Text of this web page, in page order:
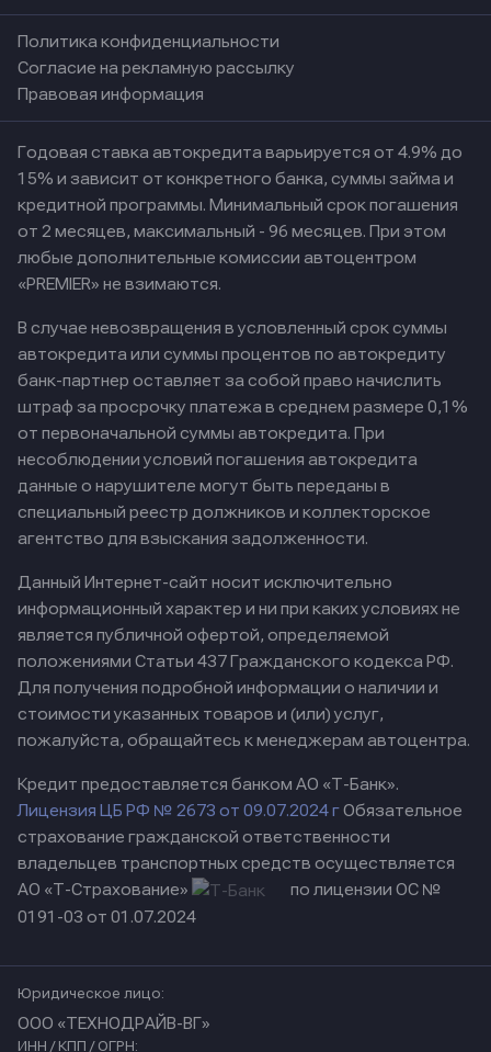
Политика конфиденциальности
Согласие на рекламную рассылку
Правовая информация
Годовая ставка автокредита варьируется от 4.9% до
15% и зависит от конкретного банка, суммы займа и
кредитной программы. Минимальный срок погашения
от 2 месяцев, максимальный - 96 месяцев. При этом
любые дополнительные комиссии автоцентром
«PREMIER» не взимаются.
В случае невозвращения в условленный срок суммы
автокредита или суммы процентов по автокредиту
банк-партнер оставляет за собой право начислить
штраф за просрочку платежа в среднем размере 0,1%
от первоначальной суммы автокредита. При
несоблюдении условий погашения автокредита
данные о нарушителе могут быть переданы в
специальный реестр должников и коллекторское
агентство для взыскания задолженности.
Данный Интернет-сайт носит исключительно
информационный характер и ни при каких условиях не
является публичной офертой, определяемой
положениями Статьи 437 Гражданского кодекса РФ.
Для получения подробной информации о наличии и
стоимости указанных товаров и (или) услуг,
пожалуйста, обращайтесь к менеджерам автоцентра.
Кредит предоставляется банком АО «Т-Банк».
Лицензия ЦБ РФ № 2673 от 09.07.2024 гОбязательное
страхование гражданской ответственности
владельцев транспортных средств осуществляется
АО «Т-Страхование»
по лицензии ОС №
0191-03 от 01.07.2024
Юридическое лицо:
ООО «ТЕХНОДРАЙВ-ВГ»
ИНН / КПП / ОГРН: